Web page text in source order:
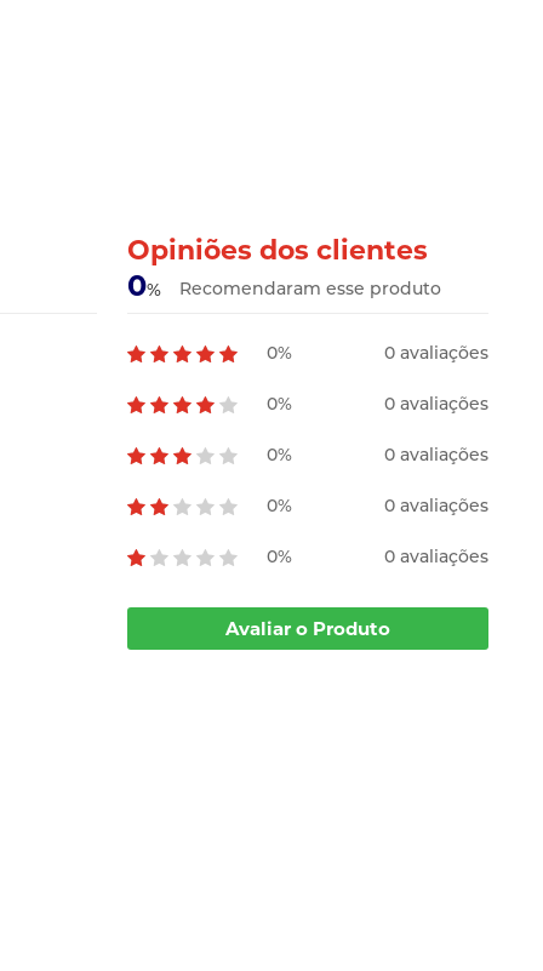
Opiniões dos clientes
0% Recomendaram esse produto
0% 0 avaliações
0% 0 avaliações
0% 0 avaliações
0% 0 avaliações
0% 0 avaliações
Avaliar o Produto